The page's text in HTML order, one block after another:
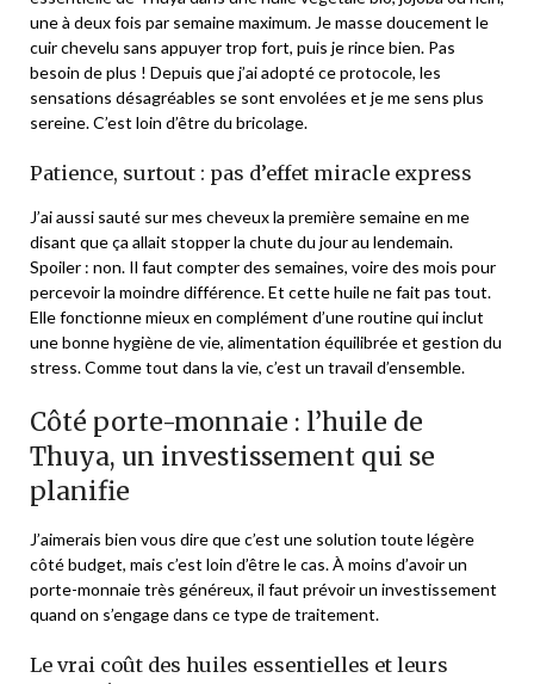
une à deux fois par semaine maximum. Je masse doucement le
cuir chevelu sans appuyer trop fort, puis je rince bien. Pas
besoin de plus ! Depuis que j’ai adopté ce protocole, les
sensations désagréables se sont envolées et je me sens plus
sereine. C’est loin d’être du bricolage.
Patience, surtout : pas d’effet miracle express
J’ai aussi sauté sur mes cheveux la première semaine en me
disant que ça allait stopper la chute du jour au lendemain.
Spoiler : non. Il faut compter des semaines, voire des mois pour
percevoir la moindre différence. Et cette huile ne fait pas tout.
Elle fonctionne mieux en complément d’une routine qui inclut
une bonne hygiène de vie, alimentation équilibrée et gestion du
stress. Comme tout dans la vie, c’est un travail d’ensemble.
Côté porte-monnaie : l’huile de
Thuya, un investissement qui se
planifie
J’aimerais bien vous dire que c’est une solution toute légère
côté budget, mais c’est loin d’être le cas. À moins d’avoir un
porte-monnaie très généreux, il faut prévoir un investissement
quand on s’engage dans ce type de traitement.
Le vrai coût des huiles essentielles et leurs